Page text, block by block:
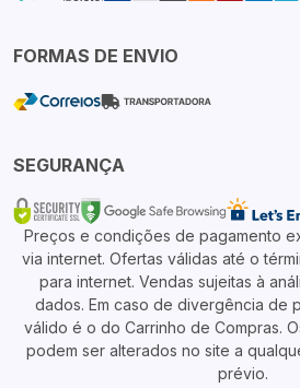
FORMAS DE ENVIO
SEGURANÇA
Preços e condições de pagamento
via internet. Ofertas válidas até o
para internet. Vendas sujeitas à
dados. Em caso de divergência de
válido é o do Carrinho de Compras.
podem ser alterados no site a
prévio.